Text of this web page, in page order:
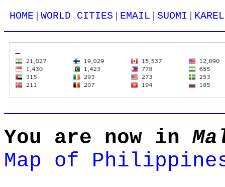
HOME | WORLD CITIES | EMAIL | SUOMI |
You are now in
Map of